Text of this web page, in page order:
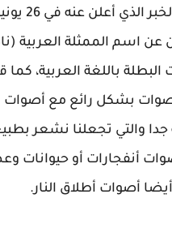
عن اسم الممثلة العربية
باللغة العربية، كما
بشكل رائع مع أصوات
جدا والتي تجعلنا نشعر
أنفجارات أو حيوانات
أصوات أطلاق النار.